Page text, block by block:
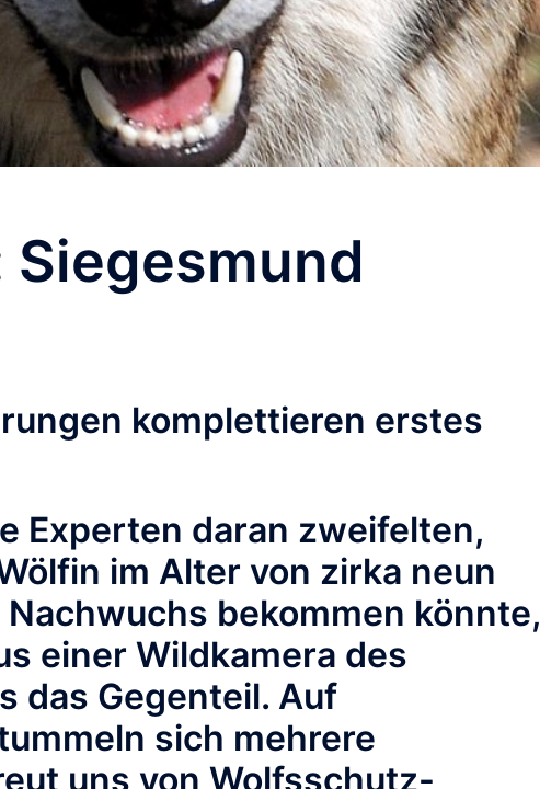
Siegesmund
komplettieren erstes
Experten daran zweifelten,
im Alter von zirka neun
bekommen könnte,
einer Wildkamera des
das Gegenteil. Auf
sich mehrere
uns von Wolfsschutz-